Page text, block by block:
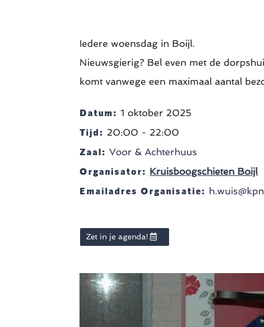
Iedere woensdag in Boijl.
Nieuwsgierig? Bel even met de
komt vanwege een maximaal aantal
Datum:1 oktober 2025
Tijd: 20:00 - 22:00
Zaal:Voor & Achterhuus
Organisator: Kruisboogschieten Boijl
Emailadres Organisatie:
Zet in je agenda!